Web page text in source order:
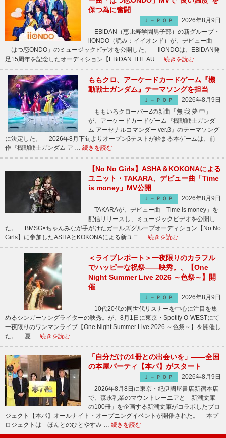
保つ為に奮闘
Ｊ－ＰＯＰ
2026年8月9日
EBiDAN（恵比寿学園男子部）の新グループ・
iiONDO（読み：イイオンド）が、デビュー曲
「はつ恋ONDO」のミュージックビデオを公開した。 iiONDOは、EBiDAN発
足15周年を記念したオーディション【EBiDAN THE AU … 続きを読む
ももクロ、アーケードカードゲーム『機
動戦士ガンダム』テーマソングを担当
Ｊ－ＰＯＰ
2026年8月9日
ももいろクローバーZの新曲「無 我 夢 中」
が、アーケードカードゲーム『機動戦士ガンダ
ム アーセナルコマンダー ver.β』のテーマソング
に決定した。 2026年8月下旬よりオープンβテストが始まる本ゲームは、前
作『機動戦士ガンダム ア … 続きを読む
【No No Girls】ASHA＆KOKONAによる
ユニット・TAKARA、デビュー曲「Time
is money」MV公開
Ｊ－ＰＯＰ
2026年8月9日
TAKARAが、デビュー曲「Time is money」を
配信リリースし、ミュージックビデオを公開し
た。 BMSG×ちゃんみなが手がけたガールズグループオーディション【No No
Girls】に参加したASHAとKOKONAによる新ユニ … 続きを読む
＜ライブレポート＞一夜限りのカラフル
でハッピーな祝祭――映秀。、【One
Night Summer Live 2026 ～色祭～】開
催
Ｊ－ＰＯＰ
2026年8月9日
10代20代の同世代リスナーを中心に注目を集
めるシンガーソングライターの映秀。が、8月1日に東京・Spotify O-WESTにて
一夜限りのワンマンライブ【One Night Summer Live 2026 ～色祭～】を開催し
た。 夏 … 続きを読む
「自分だけの1冊との出会いを」――全国
の本屋パーティ【本パ】がスタート
Ｊ－ＰＯＰ
2026年8月9日
2026年8月8日に東京・紀伊國屋書店新宿本店
で、森永乳業のマウントレーニアと「新潮文庫
の100冊」を企画する新潮文庫がコラボしたプロ
ジェクト【本パ】オールナイト・オープニングイベントが開催された。 本プ
ロジェクトは「ほんとのひとやすみ … 続きを読む